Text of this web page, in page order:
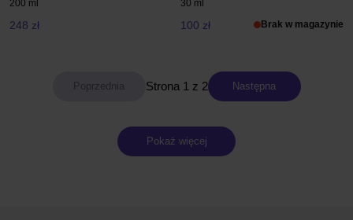
200 ml
248 zł
30 ml
100 zł Brak w magazynie
Strona 1 z 2 Następna
Pokaż więcej